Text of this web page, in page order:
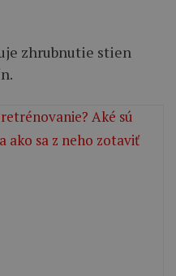
zhrubnutie stien